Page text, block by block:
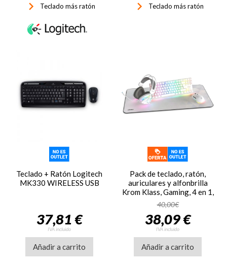
keyboard_arrow_right Teclado más ratón keyboard_arrow_right Teclado más ratón
Teclado + Ratón Logitech
MK330 WIRELESS USB
37,81 €
IVA incluido
Añadir a carrito
Pack de teclado, ratón,
auriculares y alfonbrilla
Krom Klass, Gaming, 4 en 1,
blanco
40,00€
38,09 €
IVA incluido
Añadir a carrito